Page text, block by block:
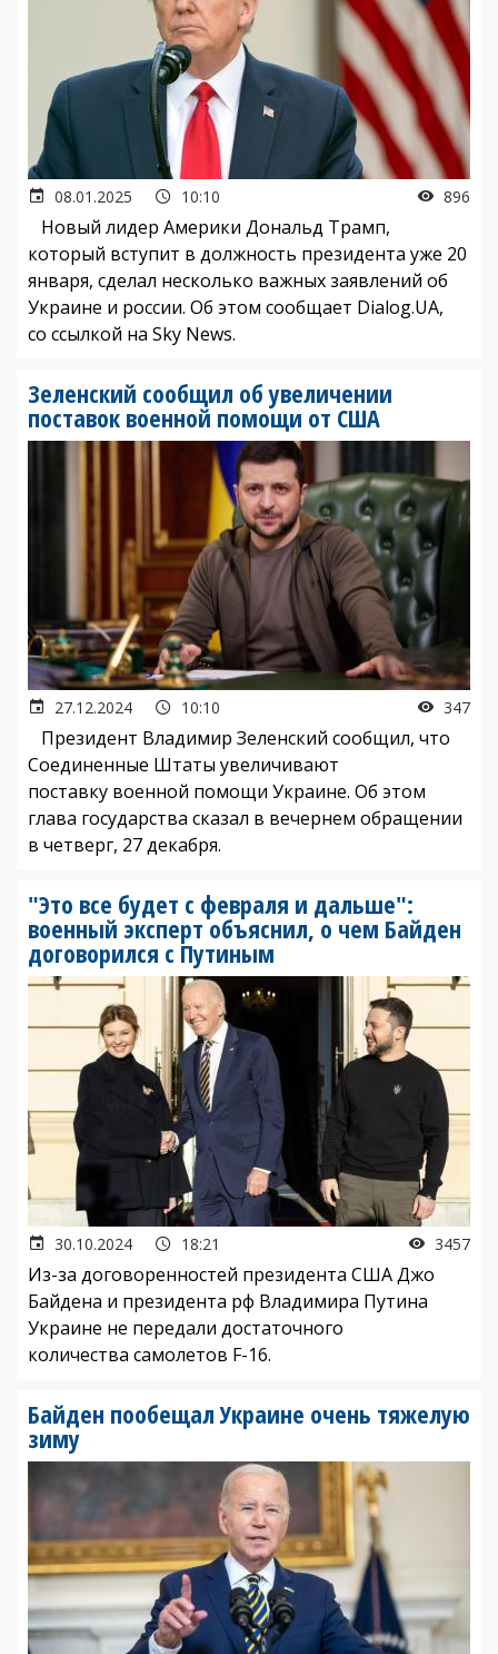
08.01.2025 10:10 896
Новый лидер Америки Дональд Трамп,
который вступит в должность президента уже 20
января, сделал несколько важных заявлений об
Украине и россии. Об этом сообщает Dialog.UA,
со ссылкой на Sky News.
Зеленский сообщил об увеличении
поставок военной помощи от США
27.12.2024 10:10 347
Президент Владимир Зеленский сообщил, что
Соединенные Штаты увеличивают
поставку военной помощи Украине. Об этом
глава государства сказал в вечернем обращении
в четверг, 27 декабря.
"Это все будет с февраля и дальше":
военный эксперт объяснил, о чем Байден
договорился с Путиным
30.10.2024 18:21 3457
Из-за договоренностей президента США Джо
Байдена и президента рф Владимира Путина
Украине не передали достаточного
количества самолетов F-16.
Байден пообещал Украине очень тяжелую
зиму